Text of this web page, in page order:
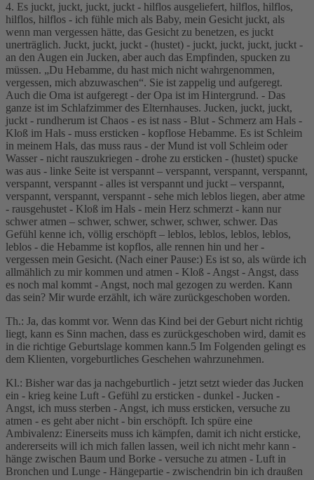
4. Es juckt, juckt, juckt, juckt - hilflos ausgeliefert, hilflos, hilflos,
hilflos, hilflos - ich fühle mich als Baby, mein Gesicht juckt, als
wenn man vergessen hätte, das Gesicht zu benetzen, es juckt
unerträglich. Juckt, juckt, juckt - (hustet) - juckt, juckt, juckt, juckt -
an den Augen ein Jucken, aber auch das Empfinden, spucken zu
müssen. „Du Hebamme, du hast mich nicht wahrgenommen,
vergessen, mich abzuwaschen“. Sie ist zappelig und aufgeregt.
Auch die Oma ist aufgeregt - der Opa ist im Hintergrund. - Das
ganze ist im Schlafzimmer des Elternhauses. Jucken, juckt, juckt,
juckt - rundherum ist Chaos - es ist nass - Blut - Schmerz am Hals -
Kloß im Hals - muss ersticken - kopflose Hebamme. Es ist Schleim
in meinem Hals, das muss raus - der Mund ist voll Schleim oder
Wasser - nicht rauszukriegen - drohe zu ersticken - (hustet) spucke
was aus - linke Seite ist verspannt – verspannt, verspannt, verspannt,
verspannt, verspannt - alles ist verspannt und juckt – verspannt,
verspannt, verspannt, verspannt - sehe mich leblos liegen, aber atme
- rausgehustet - Kloß im Hals - mein Herz schmerzt - kann nur
schwer atmen – schwer, schwer, schwer, schwer, schwer. Das
Gefühl kenne ich, völlig erschöpft – leblos, leblos, leblos, leblos,
leblos - die Hebamme ist kopflos, alle rennen hin und her -
vergessen mein Gesicht. (Nach einer Pause:) Es ist so, als würde ich
allmählich zu mir kommen und atmen - Kloß - Angst - Angst, dass
es noch mal kommt - Angst, noch mal gezogen zu werden. Kann
das sein? Mir wurde erzählt, ich wäre zurückgeschoben worden.
Th.: Ja, das kommt vor. Wenn das Kind bei der Geburt nicht richtig
liegt, kann es Sinn machen, dass es zurückgeschoben wird, damit es
in die richtige Geburtslage kommen kann.5 Im Folgenden gelingt es
dem Klienten, vorgeburtliches Geschehen wahrzunehmen.
Kl.: Bisher war das ja nachgeburtlich - jetzt setzt wieder das Jucken
ein - krieg keine Luft - Gefühl zu ersticken - dunkel - Jucken -
Angst, ich muss sterben - Angst, ich muss ersticken, versuche zu
atmen - es geht aber nicht - bin erschöpft. Ich spüre eine
Ambivalenz: Einerseits muss ich kämpfen, damit ich nicht ersticke,
andererseits will ich mich fallen lassen, weil ich nicht mehr kann -
hänge zwischen Baum und Borke - versuche zu atmen - Luft in
Bronchen und Lunge - Hängepartie - zwischendrin bin ich draußen